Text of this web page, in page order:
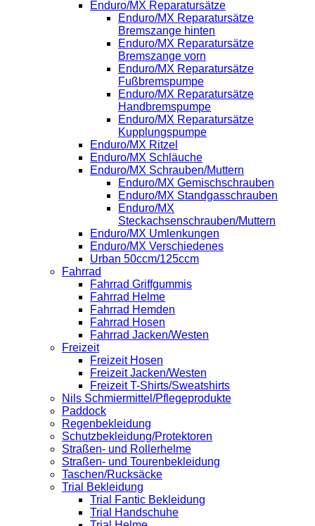
Enduro/MX Reparatursätze
Enduro/MX Reparatursätze
Bremszange hinten
Enduro/MX Reparatursätze
Bremszange vorn
Enduro/MX Reparatursätze
Fußbremspumpe
Enduro/MX Reparatursätze
Handbremspumpe
Enduro/MX Reparatursätze
Kupplungspumpe
Enduro/MX Ritzel
Enduro/MX Schläuche
Enduro/MX Schrauben/Muttern
Enduro/MX Gemischschrauben
Enduro/MX Standgasschrauben
Enduro/MX
Steckachsenschrauben/Muttern
Enduro/MX Umlenkungen
Enduro/MX Verschiedenes
Urban 50ccm/125ccm
Fahrrad
Fahrrad Griffgummis
Fahrrad Helme
Fahrrad Hemden
Fahrrad Hosen
Fahrrad Jacken/Westen
Freizeit
Freizeit Hosen
Freizeit Jacken/Westen
Freizeit T-Shirts/Sweatshirts
Nils Schmiermittel/Pflegeprodukte
Paddock
Regenbekleidung
Schutzbekleidung/Protektoren
Straßen- und Rollerhelme
Straßen- und Tourenbekleidung
Taschen/Rucksäcke
Trial Bekleidung
Trial Fantic Bekleidung
Trial Handschuhe